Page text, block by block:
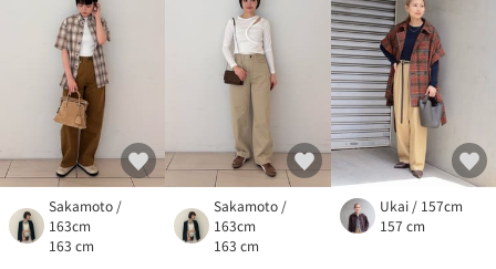
Sakamoto /
163cm
163 cm
Sakamoto /
163cm
163 cm
Ukai / 157cm
157 cm